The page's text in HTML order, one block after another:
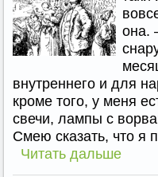
она.
внутреннего и для
кроме того, у меня
свечи, лампы с
Смею сказать, что
Читать дальше